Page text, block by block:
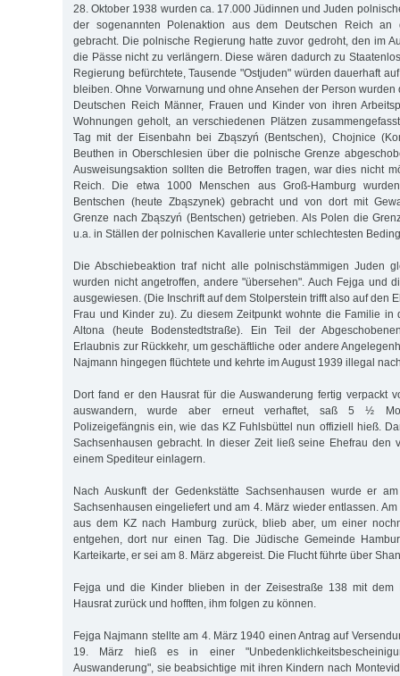
28. Oktober 1938 wurden ca. 17.000 Jüdinnen und Juden
der sogenannten Polenaktion aus dem Deutschen Reich an
gebracht. Die polnische Regierung hatte zuvor gedroht, den im
die Pässe nicht zu verlängern. Diese wären dadurch zu
Regierung befürchtete, Tausende "Ostjuden" würden dauerhaft
bleiben. Ohne Vorwarnung und ohne Ansehen der Person
Deutschen Reich Männer, Frauen und Kinder von ihren
Wohnungen geholt, an verschiedenen Plätzen
Tag mit der Eisenbahn bei Zbąszyń (Bentschen), Chojnice
Beuthen in Oberschlesien über die polnische Grenze
Ausweisungsaktion sollten die Betroffen tragen, war dies nicht
Reich. Die etwa 1000 Menschen aus Groß-Hamburg
Bentschen (heute Zbąszynek) gebracht und von dort mit
Grenze nach Zbąszyń (Bentschen) getrieben. Als Polen die
u.a. in Ställen der polnischen Kavallerie unter schlechtesten
Die Abschiebeaktion traf nicht alle polnischstämmigen Juden
wurden nicht angetroffen, andere "übersehen". Auch Fejga und
ausgewiesen. (Die Inschrift auf dem Stolperstein trifft also auf den
Frau und Kinder zu). Zu diesem Zeitpunkt wohnte die Familie in
Altona (heute Bodenstedtstraße). Ein Teil der
Erlaubnis zur Rückkehr, um geschäftliche oder andere
Najmann hingegen flüchtete und kehrte im August 1939 illegal
Dort fand er den Hausrat für die Auswanderung fertig verpackt
auswandern, wurde aber erneut verhaftet, saß 5 ½
Polizeigefängnis ein, wie das KZ Fuhlsbüttel nun offiziell hieß.
Sachsenhausen gebracht. In dieser Zeit ließ seine Ehefrau den
einem Spediteur einlagern.
Nach Auskunft der Gedenkstätte Sachsenhausen wurde er
Sachsenhausen eingeliefert und am 4. März wieder entlassen.
aus dem KZ nach Hamburg zurück, blieb aber, um einer
entgehen, dort nur einen Tag. Die Jüdische Gemeinde
Karteikarte, er sei am 8. März abgereist. Die Flucht führte über
Fejga und die Kinder blieben in der Zeisestraße 138 mit dem
Hausrat zurück und hofften, ihm folgen zu können.
Fejga Najmann stellte am 4. März 1940 einen Antrag auf
19. März hieß es in einer
Auswanderung", sie beabsichtige mit ihren Kindern nach